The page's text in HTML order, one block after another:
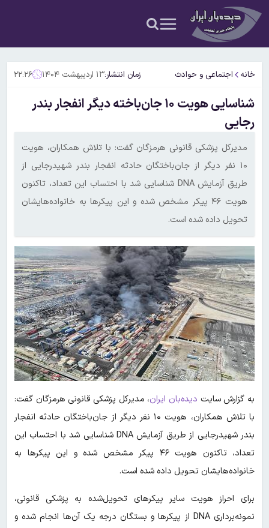
خانه اجتماعی و حوادث زمان انتشار:۱۳ اردیبهشت ۱۴۰۴ ۲۲:۲۶
شناسایی هویت ۱۰ جان‌باخته دیگر ‌انفجار بندر
رجایی
مدیرکل پزشکی قانونی هرمزگان گفت: با تلاش همکاران،‌ هویت
۱۰ نفر دیگر از جان‌باختگان حادثه انفجار بندر شهیدرجایی از
طریق آزمایش DNA شناسایی شد با احتساب این تعداد، تاکنون
هویت ۴۶ پیکر مشخص شده و این پیکرها به خانواده‌هایشان
تحویل داده شده است.
به گزارش سایت دیده‌بان ایران، مدیرکل پزشکی قانونی هرمزگان گفت:
با تلاش همکاران،‌ هویت ۱۰ نفر دیگر از جان‌باختگان حادثه انفجار
بندر شهیدرجایی از طریق آزمایش DNA شناسایی شد با احتساب این
تعداد، تاکنون هویت ۴۶ پیکر مشخص شده و این پیکرها به
خانواده‌هایشان تحویل داده شده است.
برای احراز هویت سایر پیکرهای تحویل‌شده به پزشکی قانونی،
نمونه‌برداری DNA از پیکرها و بستگان درجه یک آن‌ها انجام شده و